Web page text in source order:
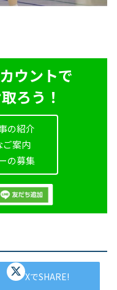
ウントで
ろう！
の紹介
ご案内
の募集
XでSHARE!